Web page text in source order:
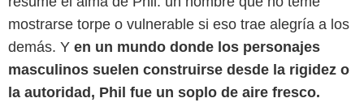
mostrarse torpe o vulnerable si eso trae alegría a los
demás. Y en un mundo donde los personajes
masculinos suelen construirse desde la rigidez o
la autoridad, Phil fue un soplo de aire fresco.